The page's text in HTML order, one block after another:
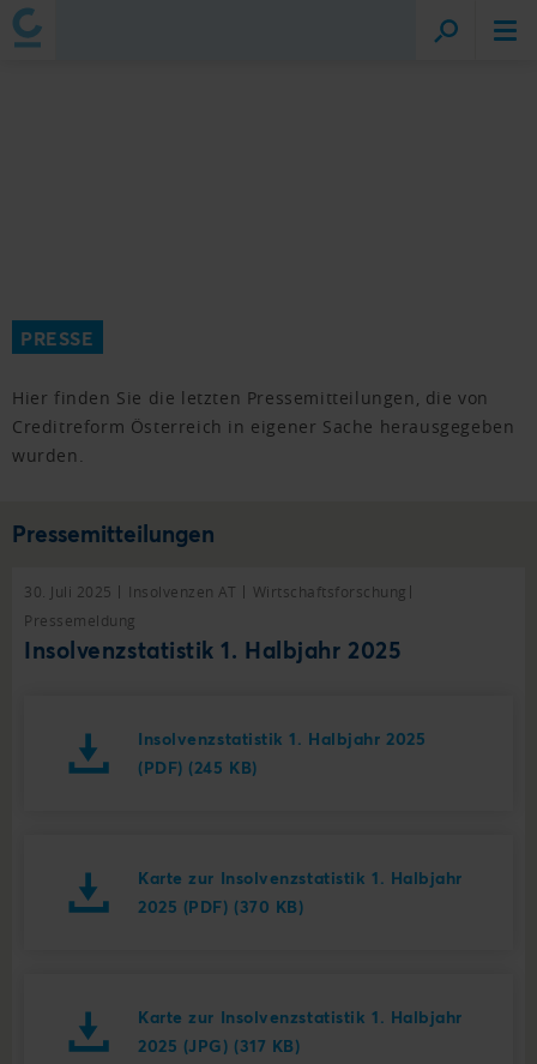
PRESSE
Hier finden Sie die letzten Pressemitteilungen, die von
Creditreform Österreich in eigener Sache herausgegeben
wurden.
Pressemitteilungen
30. Juli 2025 Insolvenzen AT
Wirtschaftsforschung
Pressemeldung
Insolvenzstatistik 1. Halbjahr 2025
Insolvenzstatistik 1. Halbjahr 2025
(PDF) (245 KB)
Karte zur Insolvenzstatistik 1. Halbjahr
2025 (PDF) (370 KB)
Karte zur Insolvenzstatistik 1. Halbjahr
2025 (JPG) (317 KB)